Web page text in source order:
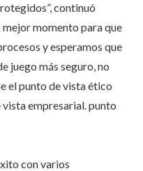
continuó
mejor momento para que
y esperamos que
juego más seguro, no
el punto de vista ético
empresarial. punto
con varios